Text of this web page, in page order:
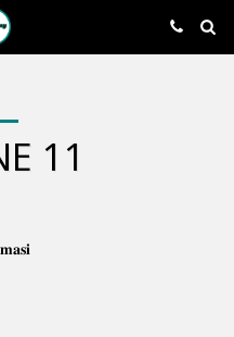
11